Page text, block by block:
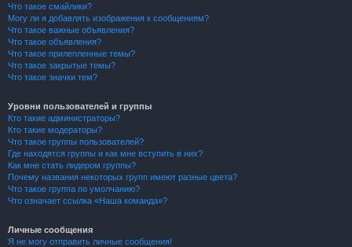
Что такое смайлики?
Могу ли я добавлять изображения к сообщениям?
Что такое важные объявления?
Что такое объявления?
Что такое прилепленные темы?
Что такое закрытые темы?
Что такое значки тем?
Уровни пользователей и группы
Кто такие администраторы?
Кто такие модераторы?
Что такое группы пользователей?
Где находятся группы и как мне вступить в них?
Как мне стать лидером группы?
Почему названия некоторых групп имеют разные цвета?
Что такое группа по умолчанию?
Что означает ссылка «Наша команда»?
Личные сообщения
Я не могу отправить личные сообщения!